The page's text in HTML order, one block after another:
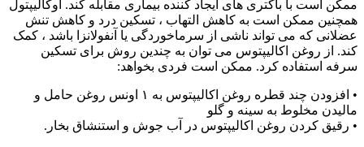
ممکن است با باکتری های ایجاد کننده بیماری مقابله کند. اوکالیپتول
همچنین ممکن است به کاهش التهاب ، تسکین درد و کاهش تنش
عضلانی که می تواند ناشی از سرماخوردگی یا آنفولانزا باشد ، کمک
کند. از روغن اکالیپتوس می توان به چندین روش برای تسکین
سرفه استفاده کرد. ممکن است فردی بخواهد:
• افزودن چند قطره روغن اکالیپتوس به ۱ اونس روغن حامل و
مالیدن مخلوط به سینه و گلو
• رقیق کردن روغن اکالیپتوس در آب جوش و استنشاق بخار.